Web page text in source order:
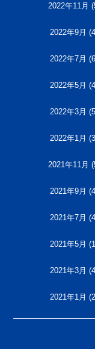
2022年11月
2022年9月
2022年7月
2022年5月
2022年3月
2022年1月
2021年11月
2021年9月
2021年7月
2021年5月
2021年3月
2021年1月